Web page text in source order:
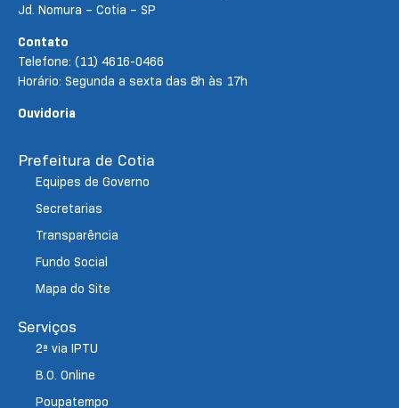
Jd. Nomura – Cotia – SP
Contato
Telefone: (11) 4616-0466
Horário: Segunda a sexta das 8h às 17h
Ouvidoria
Prefeitura de Cotia
Equipes de Governo
Secretarias
Transparência
Fundo Social
Mapa do Site
Serviços
2ª via IPTU
B.O. Online
Poupatempo